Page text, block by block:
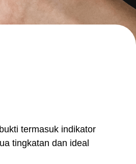
termasuk indikator
tingkatan dan ideal